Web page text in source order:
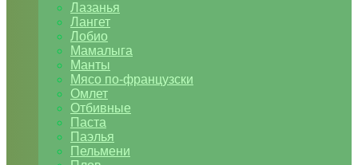
Лазанья
Лангет
Лобио
Мамалыга
Манты
Мясо по-французски
Омлет
Отбивные
Паста
Паэлья
Пельмени